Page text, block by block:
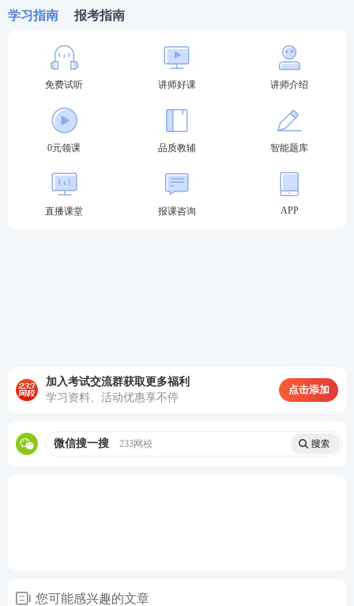
（七）需要票据的报考人员请缴费成功后在报名服务
nk.233.com/10853）打印电子票据，进入网址后，选
择“政务服务”按钮，在右侧“财政服务区”模块中选
分别输入缴款码和验证码打印电子票据。
特别提示：因打印财政票据需采集报考人员工作单位
信息，请报考人员在报名服务平台中准确填写“工作单
位”栏目内容，缴费完成时，财政票据同步采集此项信
息，无法修改财政票据上此项信息。
2026年初级经济师考试在线题库练习
缺，稳步提升！【进入下载APP刷题
学习指南 报考指南
免费试听 讲师好课 讲师介绍
0元领课 品质教辅 智能题库
直播课堂 报课咨询 APP
加入考试交流群获取更多福利
学习资料、活动优惠享不停
点击添加
微信搜一搜 233网校
您可能感兴趣的文章